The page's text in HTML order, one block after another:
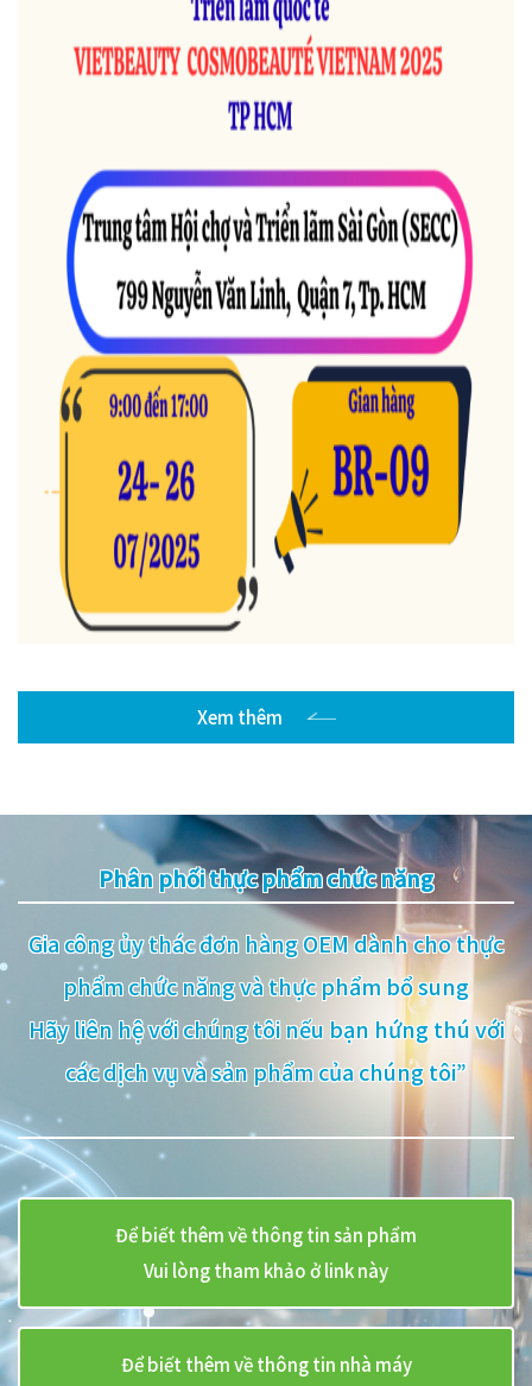
Xem thêm
Phân phối thực phẩm chức năng
Gia công ủy thác đơn hàng OEM dành cho thực
phẩm chức năng và thực phẩm bổ sung
Hãy liên hệ với chúng tôi nếu bạn hứng thú với
các dịch vụ và sản phẩm của chúng tôi”
Để biết thêm về thông tin sản phẩm
Vui lòng tham khảo ở link này
Để biết thêm về thông tin nhà máy